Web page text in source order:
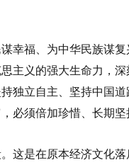
幸福、为中华民族谋
主义的强大生命力，
独立自主、坚持中国
必须倍加珍惜、长期坚
这是在原本经济文化